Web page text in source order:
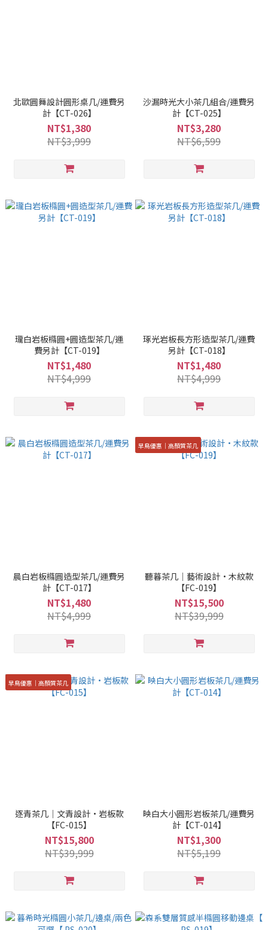
北歐圓舞設計圓形桌几/運費另
計【CT-026】
NT$1,380
NT$3,999
沙漏時光大小茶几組合/運費另
計【CT-025】
NT$3,280
NT$6,599
瓏白岩板橢圓+圓造型茶几/運
費另計【CT-019】
NT$1,480
NT$4,999
琢光岩板長方形造型茶几/運費
另計【CT-018】
NT$1,480
NT$4,999
晨白岩板橢圓造型茶几/運費另
計【CT-017】
NT$1,480
NT$4,999
早鳥優惠｜高顏質茶几
聽暮茶几｜藝術設計·木紋款
【FC-019】
NT$15,500
NT$39,999
早鳥優惠｜高顏質茶几
逐青茶几｜文青設計·岩板款
【FC-015】
NT$15,800
NT$39,999
映白大小圓形岩板茶几/運費另
計【CT-014】
NT$1,300
NT$5,199